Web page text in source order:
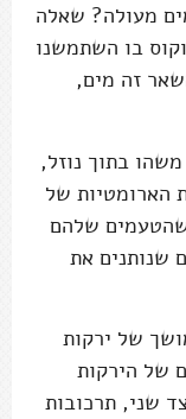
מעולה? שאלה
בו השתמשנו
30% שומן, והשאר זה מים,
בתוך נוזל,
הארומטיות של
שלהם
שנותנים את
של ירקות
של הירקות
שני, תרכובות